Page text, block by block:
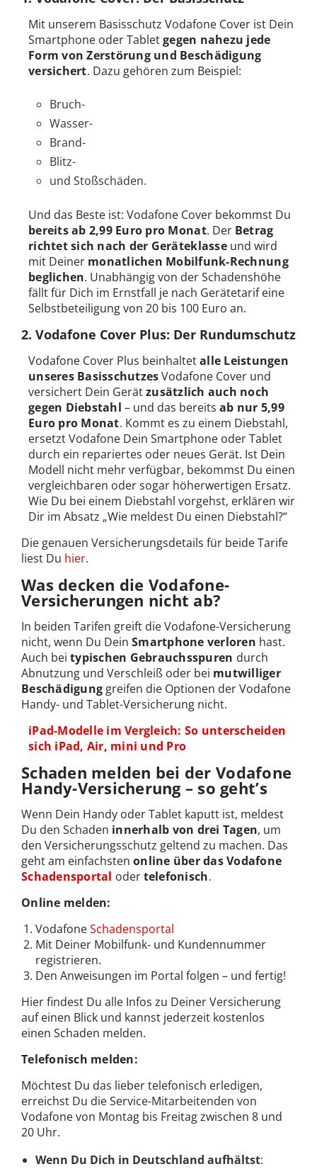
Mit unserem Basisschutz Vodafone Cover ist Dein
Smartphone oder Tabletgegen nahezu jede
Form von Zerstörung und Beschädigung
versichert. Dazu gehören zum Beispiel:
Bruch-
Wasser-
Brand-
Blitz-
und Stoßschäden.
Und das Beste ist: Vodafone Cover bekommst Du
bereits ab 2,99 Euro pro Monat. Der Betrag
richtet sich nach der Geräteklasseund wird
mit Deiner monatlichen Mobilfunk-Rechnung
beglichen. Unabhängig von der Schadenshöhe
fällt für Dich im Ernstfall je nach Gerätetarif eine
Selbstbeteiligung von 20 bis 100 Euro an.
2. Vodafone Cover Plus: Der Rundumschutz
Vodafone Cover Plus beinhaltetalle Leistungen
unseres BasisschutzesVodafone Cover und
versichert Dein Gerätzusätzlich auch noch
gegen Diebstahl – und das bereits ab nur 5,99
Euro pro Monat. Kommt es zu einem Diebstahl,
ersetzt Vodafone Dein Smartphone oder Tablet
durch ein repariertes oder neues Gerät. Ist Dein
Modell nicht mehr verfügbar, bekommst Du einen
vergleichbaren oder sogar höherwertigen Ersatz.
Wie Du bei einem Diebstahl vorgehst, erklären wir
Dir im Absatz „Wie meldest Du einen Diebstahl?“
Die genauen Versicherungsdetails für beide Tarife
liest Du hier.
Was decken die Vodafone-
Versicherungen nicht ab?
In beiden Tarifen greift die Vodafone-Versicherung
nicht, wenn Du Dein Smartphone verloren hast.
Auch bei typischen Gebrauchsspuren durch
Abnutzung und Verschleiß oder bei mutwilliger
Beschädigung greifen die Optionen der Vodafone
Handy- und Tablet-Versicherung nicht.
iPad-Modelle im Vergleich: So unterscheiden
sich iPad, Air, mini und Pro
Schaden melden bei der Vodafone
Handy-Versicherung – so geht’s
Wenn Dein Handy oder Tablet kaputt ist, meldest
Du den Schaden innerhalb von drei Tagen, um
den Versicherungsschutz geltend zu machen. Das
geht am einfachsten online über das Vodafone
Schadensportal odertelefonisch.
Online melden:
VodafoneSchadensportal
Mit Deiner Mobilfunk- und Kundennummer
registrieren.
Den Anweisungen im Portal folgen – und fertig!
Hier findest Du alle Infos zu Deiner Versicherung
auf einen Blick und kannst jederzeit kostenlos
einen Schaden melden.
Telefonisch melden:
Möchtest Du das lieber telefonisch erledigen,
erreichst Du die Service-Mitarbeitenden von
Vodafone von Montag bis Freitag zwischen 8 und
20 Uhr.
Wenn Du Dich in Deutschland aufhältst: